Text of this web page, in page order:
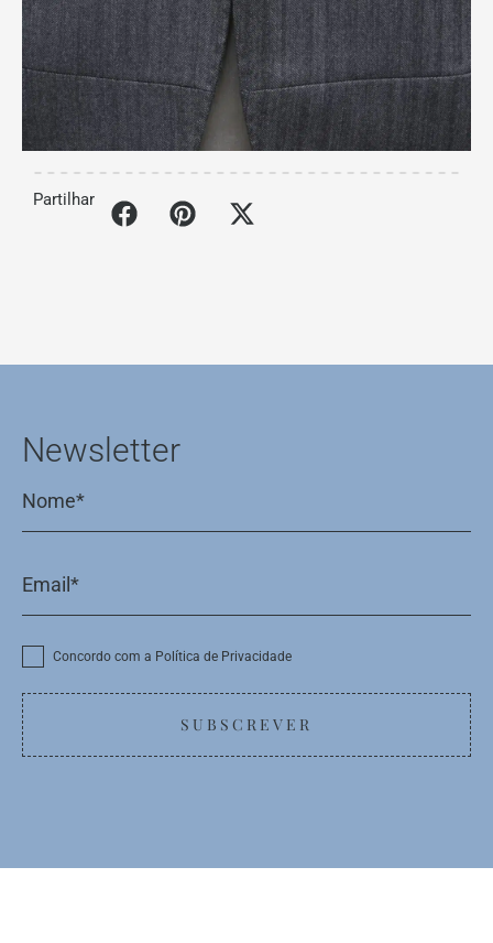
Partilhar
Newsletter
Concordo com a Política de Privacidade
SUBSCREVER